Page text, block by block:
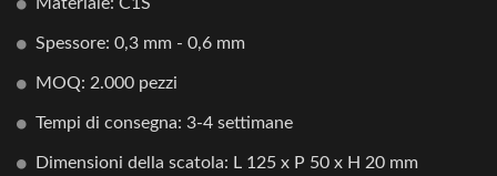
Materiale: C1S
Spessore: 0,3 mm - 0,6 mm
MOQ: 2.000 pezzi
Tempi di consegna: 3-4 settimane
Dimensioni della scatola: L 125 x P 50 x H 20 mm